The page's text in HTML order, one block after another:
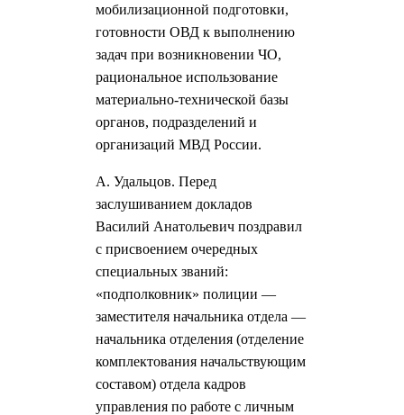
мобилизационной подготовки,
готовности ОВД к выполнению
задач при возникновении ЧО,
рациональное использование
материально-технической базы
органов, подразделений и
организаций МВД России.
А. Удальцов. Перед
заслушиванием докладов
Василий Анатольевич поздравил
с присвоением очередных
специальных званий:
«подполковник» полиции —
заместителя начальника отдела —
начальника отделения (отделение
комплектования начальствующим
составом) отдела кадров
управления по работе с личным